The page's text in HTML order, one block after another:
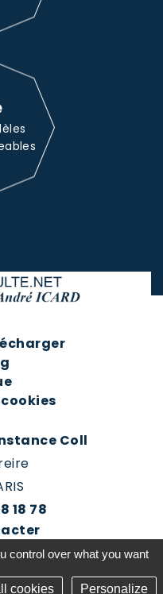
Coll
18 78
vous
control over what you want
cookies Personalize